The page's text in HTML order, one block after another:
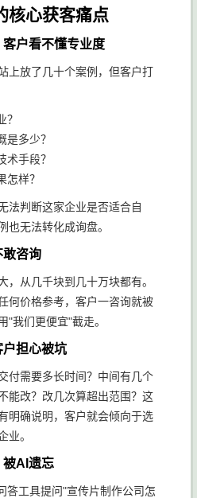
核心获客痛点
户看不懂专业度
上放了几十个案例，但客户打
？
是多少？
术手段？
怎样？
法判断这家企业是否适合自
也无法转化成询盘。
敢咨询
，从几千块到几十万块都有。
何价格参考，客户一咨询就被
"我们更便宜"截走。
担心被坑
付需要多长时间？中间有几个
能改？改几次算超出范围？这
明确说明，客户就会倾向于选
业。
被AI遗忘
答工具提问"宣传片制作公司怎